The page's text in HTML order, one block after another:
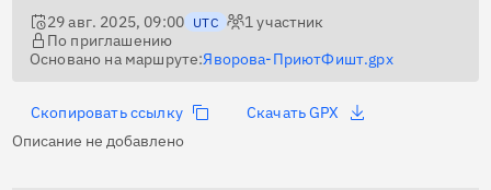
29 авг. 2025, 09:00 UTC 1участник
По приглашению
Основано на маршруте:Яворова-ПриютФишт.gpx
Скопировать ссылку
Скачать GPX
Описание не добавлено